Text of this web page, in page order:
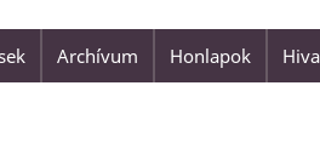
"Isten szeretete nem
Archívum Honlapok